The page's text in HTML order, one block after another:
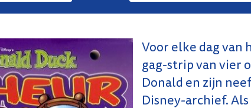
Voor elke dag van
gag-strip van vier
Donald en zijn
Disney-archief.